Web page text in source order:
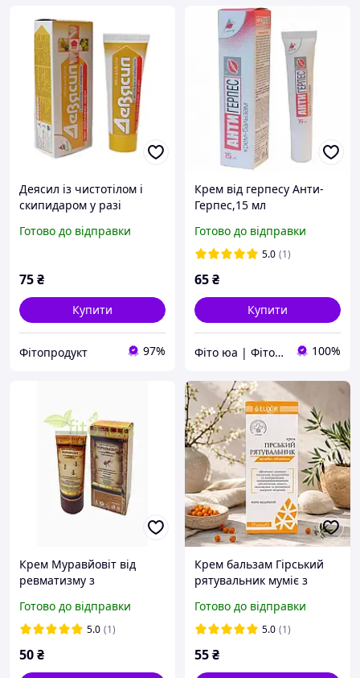
Деясил із чистотілом і
скипидаром у разі
бальзам 75 мл Еліксир
Готово до відправки
75₴
Купити
Фітопродукт 97%
Крем від герпесу Анти-
Герпес,15 мл
Готово до відправки
5.0 (1)
65₴
Купити
Фіто юа | Фітоаптека 100%
Крем Муравйовіт від
ревматизму з
75мл
Готово до відправки
5.0 (1)
50₴
Крем бальзам Гірський
рятувальник муміє з
Готово до відправки
5.0 (1)
55₴